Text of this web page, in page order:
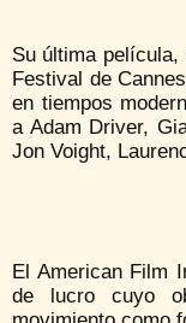
Su última película,
Festival de
en tiempos
a Adam Driver,
Jon Voight,
El American Film
de lucro cuyo